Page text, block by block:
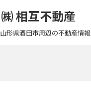
㈱ 相互不動産
山形県酒田市周辺の不動産情報